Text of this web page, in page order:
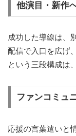
他演目・新作
成功した導線は、
配信で入口を広げ
という三段構成は
ファンコミュ
応援の言葉遣いと